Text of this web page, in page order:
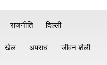
राजनीति दिल्ली
खेल अपराध जीवन शैली